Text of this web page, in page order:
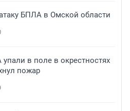
БПЛА в Омской области
в поле в окрестностях
пожар